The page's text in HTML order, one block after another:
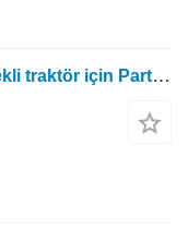
John Deere 6420 6320 6220 tekerlekli traktör için Parts, ersatzteile, pieces John Deere 6420 6320 6220 parçalar, yedek parçalar, parçalar